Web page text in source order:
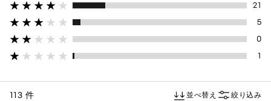
21
5
0
1
113 件 並べ替え 絞り込み